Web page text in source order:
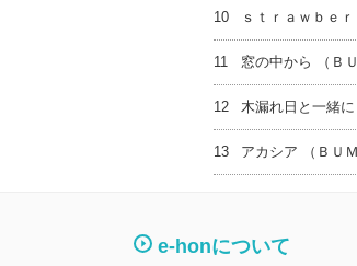
10 ｓｔｒａｗｂｅ
11 窓の中から （Ｂ
12 木漏れ日と一緒
13 アカシア （ＢＵ
e-honについて